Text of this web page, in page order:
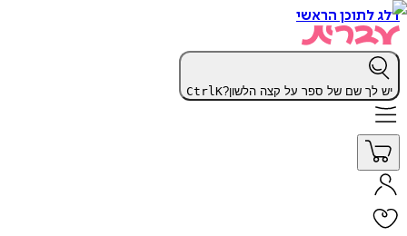
הראשי
שם של ספר על קצה הלשון? CtrlK